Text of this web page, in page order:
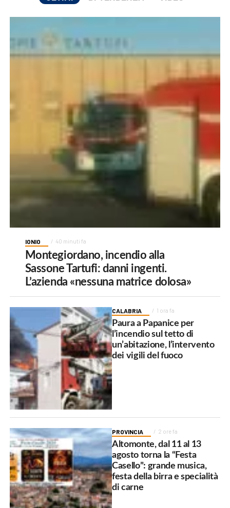
IONIO 40 minuti fa
Montegiordano, incendio alla
Sassone Tartufi: danni ingenti.
L’azienda «nessuna matrice dolosa»
CALABRIA 1 ora fa
Paura a Papanice per
l’incendio sul tetto di
un’abitazione, l’intervento
dei vigili del fuoco
PROVINCIA 2 ore fa
Altomonte, dal 11 al 13
agosto torna la “Festa
Casello”: grande musica,
festa della birra e specialità
di carne